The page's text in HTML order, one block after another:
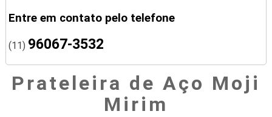
Entre em contato pelo telefone
(11) 96067-3532
Prateleira de Aço Moji
Mirim